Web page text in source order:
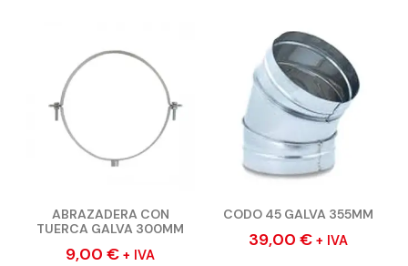
ABRAZADERA CON
TUERCA GALVA 300MM
9,00 € + IVA
CODO 45 GALVA 355MM
39,00 € + IVA